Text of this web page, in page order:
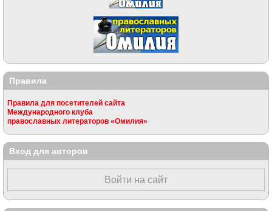
Правила
Правила для посетителей сайта
Международного клуба
православных литераторов «Омилия»
Вход для авторов
Войти на сайт